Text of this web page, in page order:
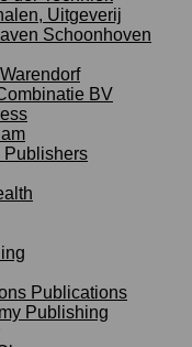
Uitgeverij
Schoonhoven
BV
Publishers
Publications
Publishing